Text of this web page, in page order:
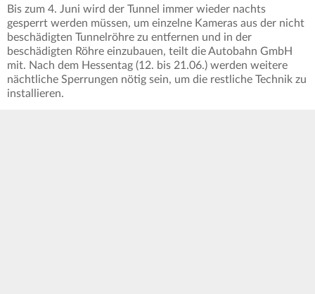
Bis zum 4. Juni wird der Tunnel immer wieder nachts
gesperrt werden müssen, um einzelne Kameras aus der nicht
beschädigten Tunnelröhre zu entfernen und in der
beschädigten Röhre einzubauen, teilt die Autobahn GmbH
mit. Nach dem Hessentag (12. bis 21.06.) werden weitere
nächtliche Sperrungen nötig sein, um die restliche Technik zu
installieren.